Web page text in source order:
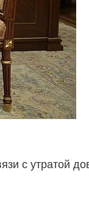
с утратой